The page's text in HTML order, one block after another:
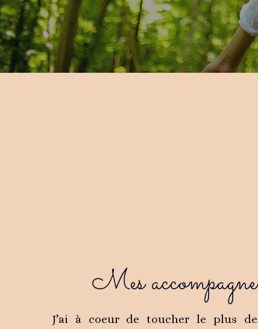
Mes
J’ai à coeur de toucher le plus